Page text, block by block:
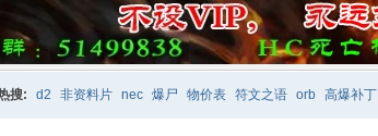
搜: d2 非资料片 nec 爆尸 物价表 符文之语 orb 高爆补丁